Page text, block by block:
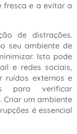
fresca e a evitar a
de distrações.
seu ambiente de
Isto pode
e redes sociais,
ruídos externos e
para verificar
Criar um ambiente
é essencial